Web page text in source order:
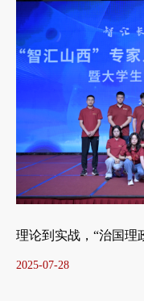
理论到实战，“治国理
2025-07-28